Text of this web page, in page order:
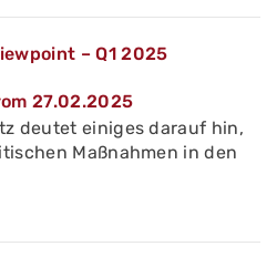
– Q1 2025
27.02.2025
deutet einiges darauf hin,
Maßnahmen in den